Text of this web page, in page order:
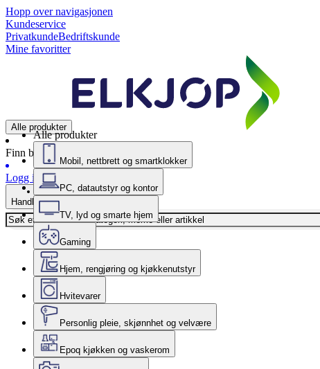
Hopp over navigasjonen
Kundeservice
PrivatkundeBedriftskunde
Mine favoritter
Alle produkter
Finn butikk
Logg inn
Handlekurv
Alle produkter
Mobil, nettbrett og smartklokker
PC, datautstyr og kontor
TV, lyd og smarte hjem
Gaming
Hjem, rengjøring og kjøkkenutstyr
Hvitevarer
Personlig pleie, skjønnhet og velvære
Epoq kjøkken og vaskerom